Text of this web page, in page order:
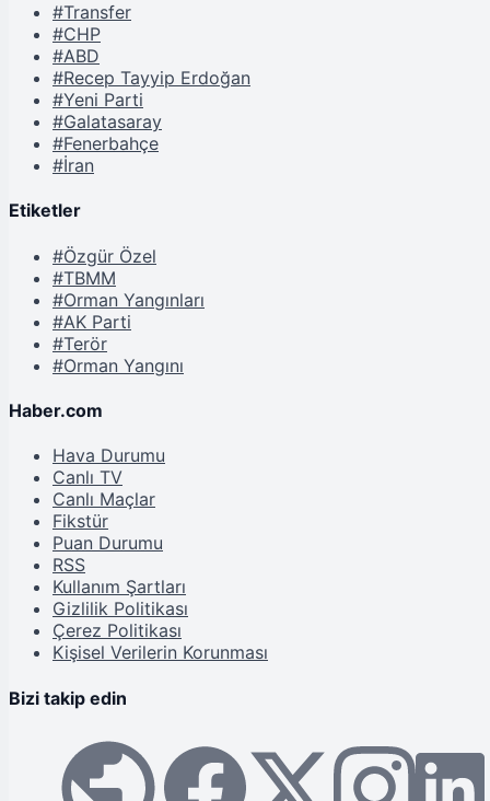
#Transfer
#CHP
#ABD
#Recep Tayyip Erdoğan
#Yeni Parti
#Galatasaray
#Fenerbahçe
#İran
Etiketler
#Özgür Özel
#TBMM
#Orman Yangınları
#AK Parti
#Terör
#Orman Yangını
Haber.com
Hava Durumu
Canlı TV
Canlı Maçlar
Fikstür
Puan Durumu
RSS
Kullanım Şartları
Gizlilik Politikası
Çerez Politikası
Kişisel Verilerin Korunması
Bizi takip edin